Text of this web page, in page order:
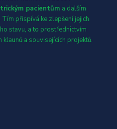
pacientům a dalším
přispívá ke zlepšení jejich
stavu, a to prostřednictvím
a souvisejících projektů.